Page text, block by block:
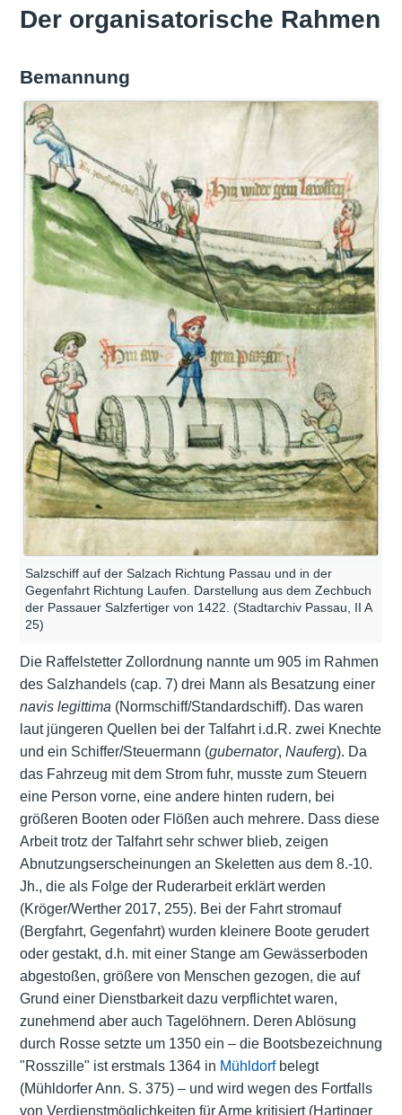
Der organisatorische Rahmen
Bemannung
Salzschiff auf der Salzach Richtung Passau und in der
Gegenfahrt Richtung Laufen. Darstellung aus dem Zechbuch
der Passauer Salzfertiger von 1422. (Stadtarchiv Passau, II A
25)
Die Raffelstetter Zollordnung nannte um 905 im Rahmen
des Salzhandels (cap. 7) drei Mann als Besatzung einer
navis legittima (Normschiff/Standardschiff). Das waren
laut jüngeren Quellen bei der Talfahrt i.d.R. zwei Knechte
und ein Schiffer/Steuermann (gubernator, Nauferg). Da
das Fahrzeug mit dem Strom fuhr, musste zum Steuern
eine Person vorne, eine andere hinten rudern, bei
größeren Booten oder Flößen auch mehrere. Dass diese
Arbeit trotz der Talfahrt sehr schwer blieb, zeigen
Abnutzungserscheinungen an Skeletten aus dem 8.-10.
Jh., die als Folge der Ruderarbeit erklärt werden
(Kröger/Werther 2017, 255). Bei der Fahrt stromauf
(Bergfahrt, Gegenfahrt) wurden kleinere Boote gerudert
oder gestakt, d.h. mit einer Stange am Gewässerboden
abgestoßen, größere von Menschen gezogen, die auf
Grund einer Dienstbarkeit dazu verpflichtet waren,
zunehmend aber auch Tagelöhnern. Deren Ablösung
durch Rosse setzte um 1350 ein ‒ die Bootsbezeichnung
"Rosszille" ist erstmals 1364 in Mühldorfbelegt
(Mühldorfer Ann. S. 375) ‒ und wird wegen des Fortfalls
von Verdienstmöglichkeiten für Arme kritisiert (Hartinger